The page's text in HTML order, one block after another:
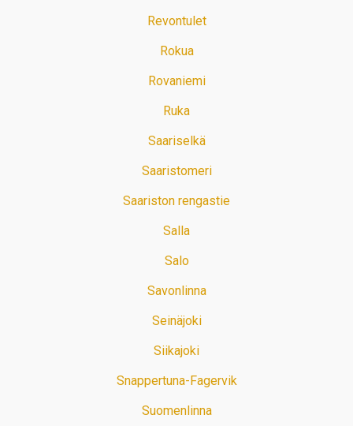
Revontulet
Rokua
Rovaniemi
Ruka
Saariselkä
Saaristomeri
Saariston rengastie
Salla
Salo
Savonlinna
Seinäjoki
Siikajoki
Snappertuna-Fagervik
Suomenlinna